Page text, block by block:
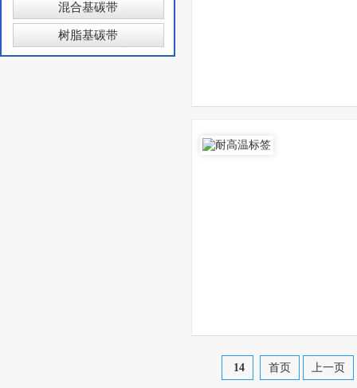
混合基碳带
树脂基碳带
14 首页 上一页